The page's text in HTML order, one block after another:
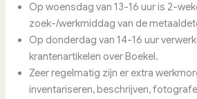
Op woensdag van 13-16 uur is 2-
zoek-/werkmiddag van de
Op donderdag van 14-16 uur
krantenartikelen over Boekel.
Zeer regelmatig zijn er extra
inventariseren, beschrijven,